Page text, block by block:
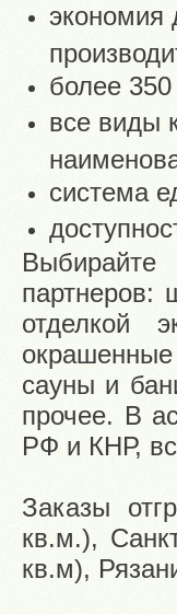
экономия
более
все виды
система
партнеров:
отделкой
сауны и
прочее. В
РФ и КНР,
Заказы
кв.м.),
кв.м),